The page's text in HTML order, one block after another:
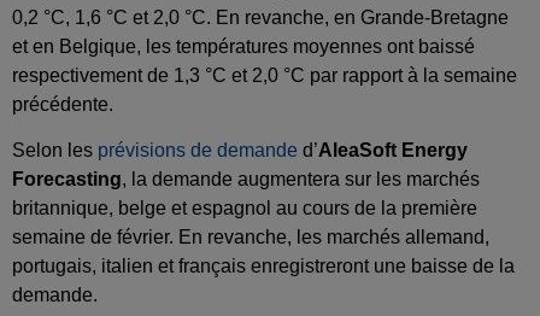
0,2 °C, 1,6 °C et 2,0 °C. En revanche, en Grande-Bretagne
et en Belgique, les températures moyennes ont baissé
respectivement de 1,3 °C et 2,0 °C par rapport à la semaine
précédente.
Selon les prévisions de demande d’AleaSoft Energy
Forecasting, la demande augmentera sur les marchés
britannique, belge et espagnol au cours de la première
semaine de février. En revanche, les marchés allemand,
portugais, italien et français enregistreront une baisse de la
demande.